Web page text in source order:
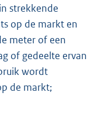
strekkende
op de markt en
meter of een
of gedeelte ervan
wordt
de markt;